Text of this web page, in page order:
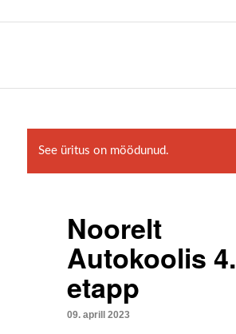
See üritus on möödunud.
Noorelt
Autokoolis 4.
etapp
09. aprill 2023